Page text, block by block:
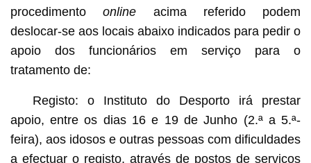
procedimentoonline acima referido podem
deslocar-se aos locais abaixo indicados para pedir o
apoio dos funcionários em serviço para o
tratamento de:
Registo: o Instituto do Desporto irá prestar
apoio, entre os dias 16 e 19 de Junho (2.ª a 5.ª-
feira), aos idosos e outras pessoas com dificuldades
a efectuar o registo, através de postos de serviços